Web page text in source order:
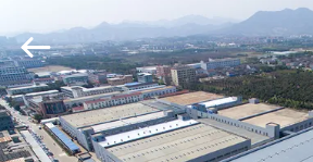
HUIS
Co.,
Ltd..
All
Rights
Reserved.